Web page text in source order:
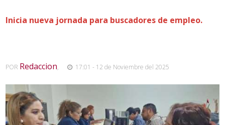
Inicia nueva jornada para buscadores de empleo.
POR Redaccion, 17:01 - 12 de Noviembre del 2025